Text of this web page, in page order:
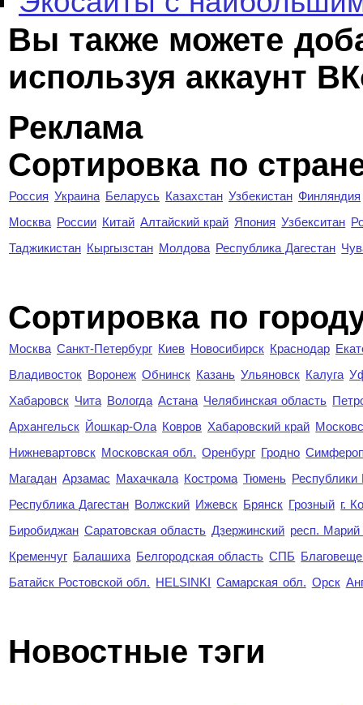
Вы также можете
используя аккаунт
Реклама
Сортировка по
Россия Украина Беларусь Казахстан Узбекистан Финляндия
Москва России Китай Алтайский край Япония Узбекситан
Таджикистан Кыргызстан Молдова Республика Дагестан
Cортировка по
Москва Санкт-Петербург Киев Новосибирск Краснодар
Владивосток Воронеж Обнинск Казань Ульяновск Калуга
Хабаровск Чита Вологда Астана Челябинская область
Архангельск Йошкар-Ола Ковров Хабаровский край
Нижневартовск Московская обл. Оренбург Гродно
Магадан Арзамас Махачкала Кострома Тюмень Республики
Республика Дагестан Волжский Ижевск Брянск Грозный г.
Биробиджан Саратовская область Дзержинский респ.
Кременчуг Балашиха Белгородская область СПБ
Батайск Ростовской обл. HELSINKI Самарская обл. Орск
Новостные тэги